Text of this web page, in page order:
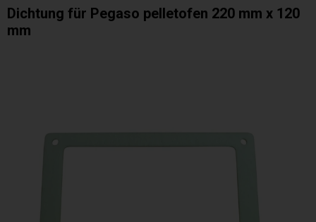
Dichtung für Pegaso pelletofen 220 mm x 120
mm